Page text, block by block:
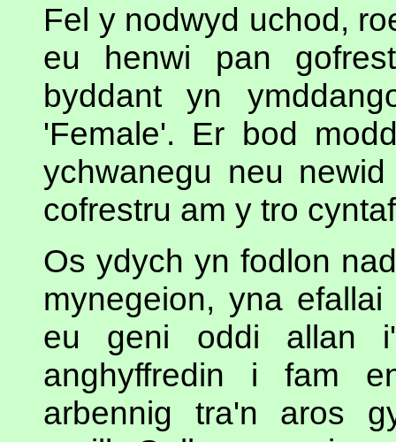
Fel y nodwyd uchod,
eu henwi pan
byddant yn
'Female'. Er bod
ychwanegu neu
cofrestru am y tro
Os ydych yn fodlon
mynegeion, yna
eu geni oddi allan
anghyffredin i fam
arbennig tra'n aros